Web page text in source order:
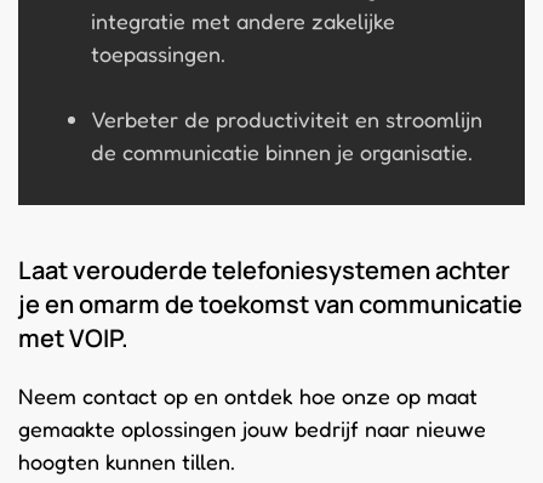
integratie met andere zakelijke
toepassingen.
Verbeter de productiviteit en stroomlijn
de communicatie binnen je organisatie.
Laat verouderde telefoniesystemen achter
je en omarm de toekomst van communicatie
met VOIP.
Neem contact op en ontdek hoe onze op maat
gemaakte oplossingen jouw bedrijf naar nieuwe
hoogten kunnen tillen.